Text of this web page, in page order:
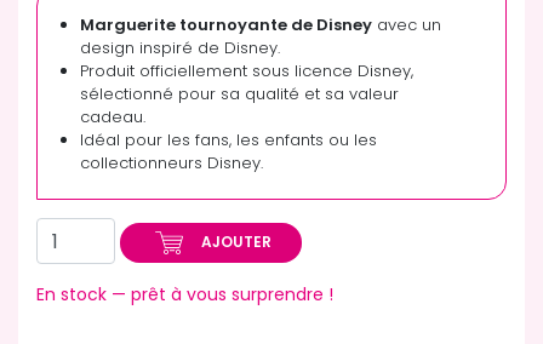
Marguerite tournoyante de Disney avec un
design inspiré de Disney.
Produit officiellement sous licence Disney,
sélectionné pour sa qualité et sa valeur
cadeau.
Idéal pour les fans, les enfants ou les
collectionneurs Disney.
AJOUTER
En stock — prêt à vous surprendre !